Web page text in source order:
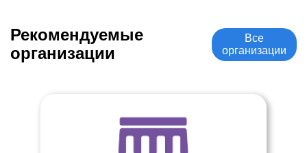
Рекомендуемые
организации
Все
организации